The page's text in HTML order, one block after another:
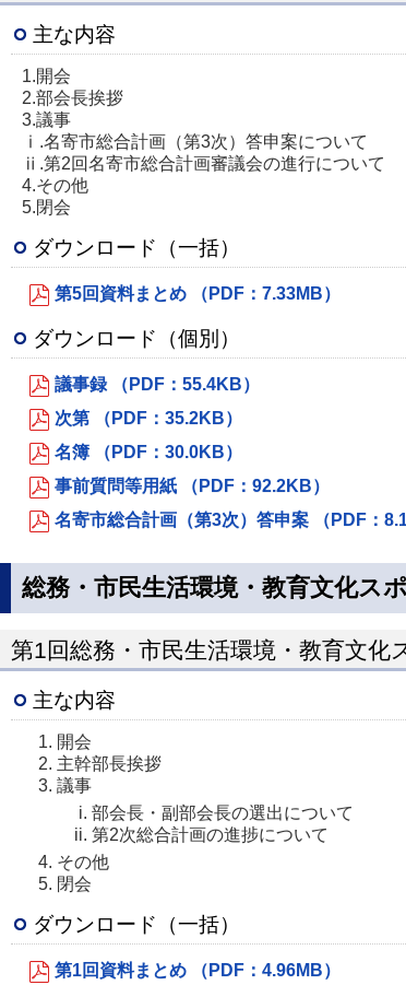
主な内容
1.開会
2.部会長挨拶
3.議事
ⅰ.名寄市総合計画（第3次）答申案について
ⅱ.第2回名寄市総合計画審議会の進行について
4.その他
5.閉会
ダウンロード（一括）
第5回資料まとめ （PDF：7.33MB）
ダウンロード（個別）
議事録 （PDF：55.4KB）
次第 （PDF：35.2KB）
名簿 （PDF：30.0KB）
事前質問等用紙 （PDF：92.2KB）
名寄市総合計画（第3次）答申案 （PDF：
総務・市民生活環境・教育文化ス
第1回総務・市民生活環境・教育文化
主な内容
開会
主幹部長挨拶
議事
部会長・副部会長の選出について
第2次総合計画の進捗について
その他
閉会
ダウンロード（一括）
第1回資料まとめ （PDF：4.96MB）